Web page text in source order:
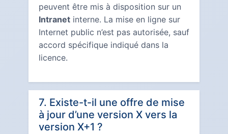
peuvent être mis à disposition sur un
Intranet interne. La mise en ligne sur
Internet public n’est pas autorisée, sauf
accord spécifique indiqué dans la
licence.
7. Existe-t-il une offre de mise
à jour d’une version X vers la
version X+1 ?